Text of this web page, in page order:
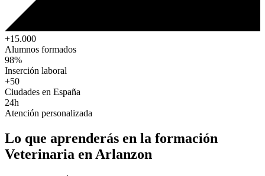
+15.000
Alumnos formados
98%
Inserción laboral
+50
Ciudades en España
24h
Atención personalizada
Lo que aprenderás en la formación
Veterinaria en Arlanzon